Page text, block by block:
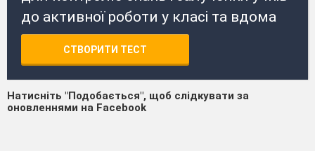
до активної роботи у класі та вдома
СТВОРИТИ ТЕСТ
Натисніть "Подобається", щоб слідкувати за
оновленнями на Facebook